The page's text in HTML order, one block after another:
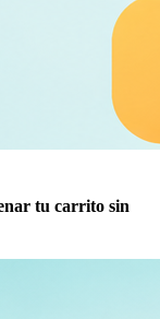
tu carrito sin